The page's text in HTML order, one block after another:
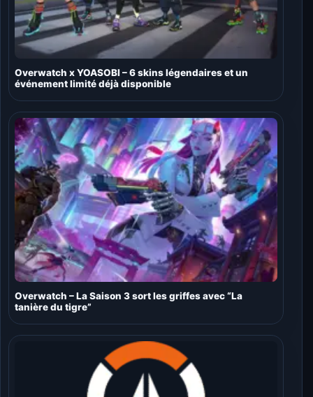
Overwatch x YOASOBI – 6 skins légendaires et un
événement limité déjà disponible
Overwatch – La Saison 3 sort les griffes avec “La
tanière du tigre”